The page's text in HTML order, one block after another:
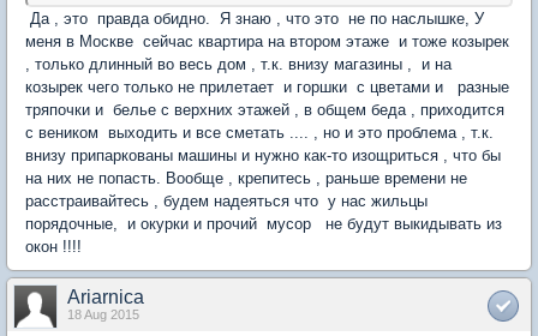
Да , это правда обидно. Я знаю , что это не по наслышке, У
меня в Москве сейчас квартира на втором этаже и тоже козырек
, только длинный во весь дом , т.к. внизу магазины , и на
козырек чего только не прилетает и горшки с цветами и разные
тряпочки и белье с верхних этажей , в общем беда , приходится
с веником выходить и все сметать .... , но и это проблема , т.к.
внизу припаркованы машины и нужно как-то изощриться , что бы
на них не попасть. Вообще , крепитесь , раньше времени не
расстраивайтесь , будем надеяться что у нас жильцы
порядочные, и окурки и прочий мусор не будут выкидывать из
окон !!!!
Ariarnica
18 Aug 2015